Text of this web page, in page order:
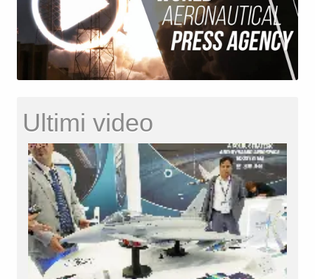
Ultimi video